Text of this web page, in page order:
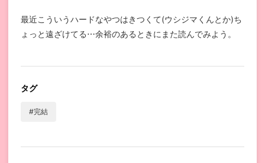
最近こういうハードなやつはきつくて(ウシジマくんとか)ち
ょっと遠ざけてる⋯余裕のあるときにまた読んでみよう。
タグ
#完結